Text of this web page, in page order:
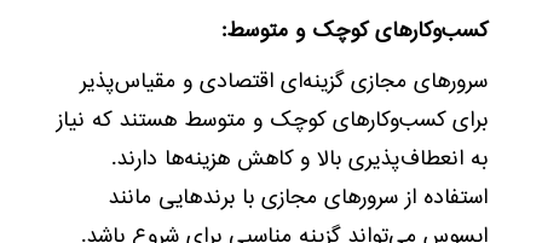
کسب‌وکارهای کوچک و متوسط:
سرورهای مجازی گزینه‌ای اقتصادی و مقیاس‌پذیر
برای کسب‌وکارهای کوچک و متوسط هستند که نیاز
به انعطاف‌پذیری بالا و کاهش هزینه‌ها دارند.
استفاده از سرورهای مجازی با برندهایی مانند